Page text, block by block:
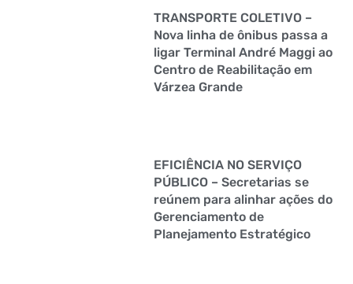
TRANSPORTE COLETIVO –
Nova linha de ônibus passa a
ligar Terminal André Maggi ao
Centro de Reabilitação em
Várzea Grande
EFICIÊNCIA NO SERVIÇO
PÚBLICO – Secretarias se
reúnem para alinhar ações do
Gerenciamento de
Planejamento Estratégico